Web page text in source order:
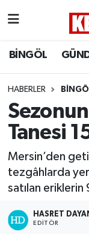
BİNGÖL
HABERLER
Tanesi
Mersin’den
tezgâhlarda
satılan eriklerin
HASRET
EDITÖR
BİLİM-
DÜNYA
EĞİTİM
EKONOMİ
Bingöl
Bingöl
Bingöl
Süper Lig